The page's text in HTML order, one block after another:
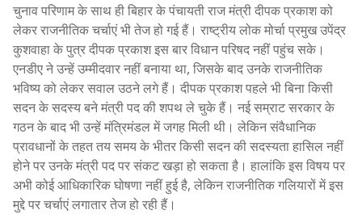
चुनाव परिणाम के साथ ही बिहार के पंचायती राज मंत्री दीपक प्रकाश को
लेकर राजनीतिक चर्चाएं भी तेज हो गई हैं। राष्ट्रीय लोक मोर्चा प्रमुख उपेंद्र
कुशवाहा के पुत्र दीपक प्रकाश इस बार विधान परिषद नहीं पहुंच सके।
एनडीए ने उन्हें उम्मीदवार नहीं बनाया था, जिसके बाद उनके राजनीतिक
भविष्य को लेकर सवाल उठने लगे हैं। दीपक प्रकाश पहले भी बिना किसी
सदन के सदस्य बने मंत्री पद की शपथ ले चुके हैं। नई सम्राट सरकार के
गठन के बाद भी उन्हें मंत्रिमंडल में जगह मिली थी। लेकिन संवैधानिक
प्रावधानों के तहत तय समय के भीतर किसी सदन की सदस्यता हासिल नहीं
होने पर उनके मंत्री पद पर संकट खड़ा हो सकता है। हालांकि इस विषय पर
अभी कोई आधिकारिक घोषणा नहीं हुई है, लेकिन राजनीतिक गलियारों में इस
मुद्दे पर चर्चाएं लगातार तेज हो रही हैं।